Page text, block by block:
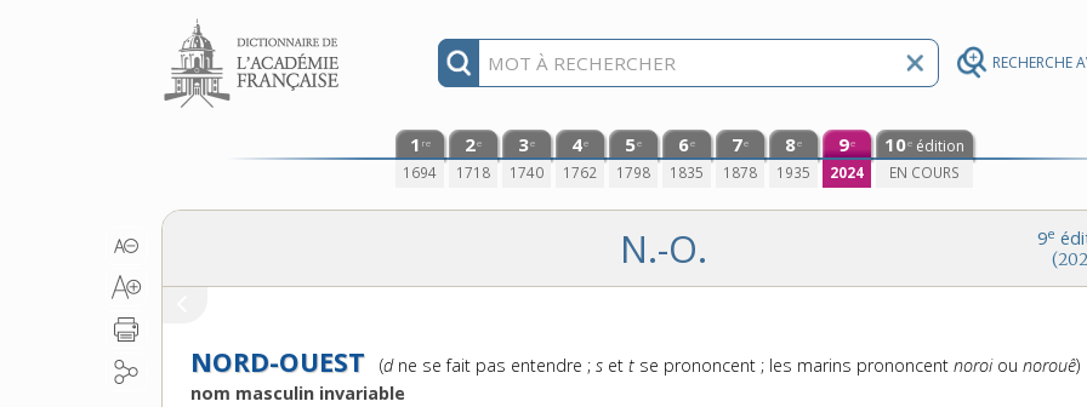
RECHERCHE
Aller au contenu
1 re
1694
2e
1718
3e
1740
4e
1762
5e
1798
6e
1835
7e
1878
8e
1935
9e
2024
10e édition
EN COURS
9e
N.-O.
NORD-OUEST
Prononciation
:
(dne se fait pas entendre ;s ett se prononcent ; les marins prononcentnoroiounorouê)
nom masculin invariable